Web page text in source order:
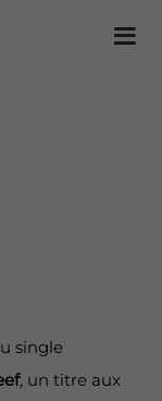
single
, un titre aux